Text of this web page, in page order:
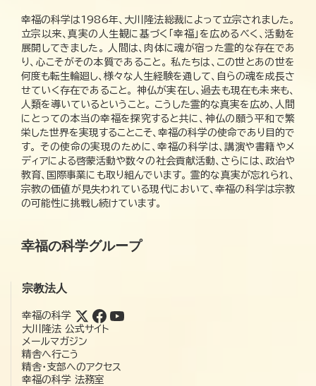
幸福の科学は1986年、大川隆法総裁によって立宗されました。
立宗以来、真実の人生観に基づく「幸福」を広めるべく、活動を
展開してきました。 人間は、肉体に魂が宿った霊的な存在であ
り、心こそがその本質であること。 私たちは、この世とあの世を
何度も転生輪廻し、様々な人生経験を通して、自らの魂を成長さ
せていく存在であること。 神仏が実在し、過去も現在も未来も、
人類を導いているということ。 こうした霊的な真実を広め、人間
にとっての本当の幸福を探究すると共に、神仏の願う平和で繁
栄した世界を実現することこそ、幸福の科学の使命であり目的で
す。 その使命の実現のために、幸福の科学は、講演や書籍やメ
ディアによる啓蒙活動や数々の社会貢献活動、さらには、政治や
教育、国際事業にも取り組んでいます。 霊的な真実が忘れられ、
宗教の価値が見失われている現代において、幸福の科学は宗教
の可能性に挑戦し続けています。
幸福の科学グループ
宗教法人
幸福の科学
大川隆法 公式サイト
メールマガジン
精舎へ行こう
精舎・支部へのアクセス
幸福の科学 法務室